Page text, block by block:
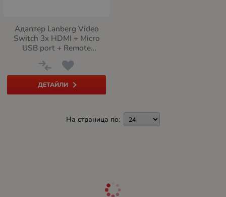
Адаптер Lanberg Video
Switch 3x HDMI + Micro
USB port + Remote
ДЕТАЙЛИ
На страница по: